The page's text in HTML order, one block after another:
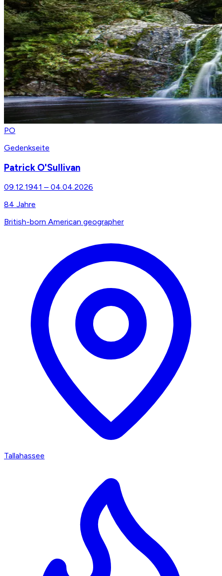
PO
Gedenkseite
Patrick O'Sullivan
09.12.1941 – 04.04.2026
84 Jahre
British-born American geographer
Tallahassee